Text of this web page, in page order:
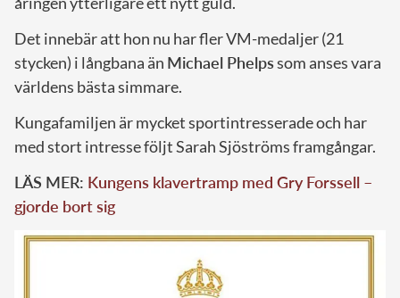
Det innebär att hon nu har fler VM-medaljer (21
stycken) i långbana än Michael Phelpssom anses vara
världens bästa simmare.
Kungafamiljen är mycket sportintresserade och har
med stort intresse följt Sarah Sjöströms framgångar.
LÄS MER: Kungens klavertramp med Gry Forssell –
gjorde bort sig